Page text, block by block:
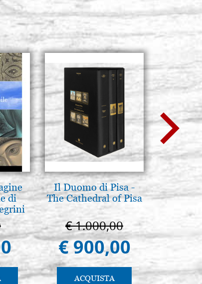
di
Il Duomo di Pisa -
The Cathedral of Pisa
€ 1.000,00
€ 900,00
ACQUISTA
€